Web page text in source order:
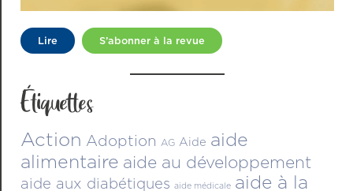
Lire S’abonner à la revue
Étiquettes
Action Adoption AG Aide aide
alimentaire aide au développement
aide aux diabétiques aide médicale aide à la